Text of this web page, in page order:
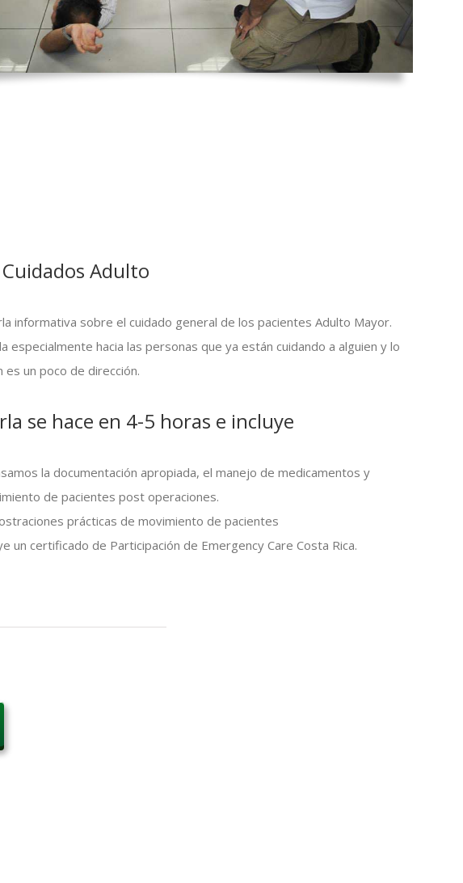
Adulto
informativa sobre el cuidado general de los pacientes Adulto Mayor.
especialmente hacia las personas que ya están cuidando a alguien y lo
es un poco de dirección.
se hace en 4-5 horas e incluye
la documentación apropiada, el manejo de medicamentos y
de pacientes post operaciones.
prácticas de movimiento de pacientes
un certificado de Participación de Emergency Care Costa Rica.